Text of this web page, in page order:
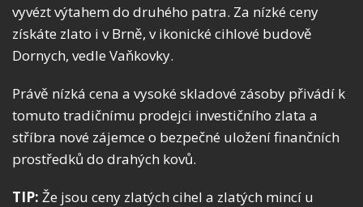
vyvézt výtahem do druhého patra. Za nízké ceny
získáte zlato i v Brně, v ikonické cihlové budově
Dornych, vedle Vaňkovky.
Právě nízká cena a vysoké skladové zásoby přivádí k
tomuto tradičnímu prodejci investičního zlata a
stříbra nové zájemce o bezpečné uložení finančních
prostředků do drahých kovů.
TIP: Že jsou ceny zlatých cihel a zlatých mincí u